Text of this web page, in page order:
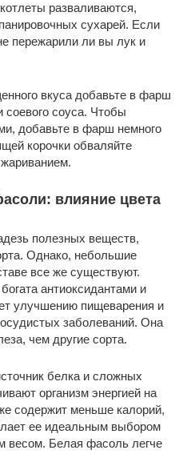
разваливаются,
сухарей. Если
пережарили ли вы лук и
вкуса добавьте в фарш
соевого соуса. Чтобы
добавьте в фарш немного
корочки обваляйте
влияние цвета
полезных веществ,
Однако, небольшие
все же существуют.
антиоксидантами и
улучшению пищеварения и
заболеваний. Она
чем другие сорта.
белка и сложных
организм энергией на
содержит меньше калорий,
ее идеальным выбором
весом. Белая фасоль легче